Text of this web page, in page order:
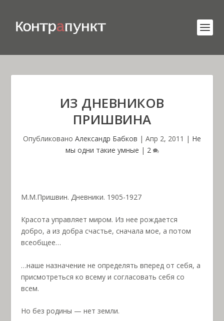
ИЗ ДНЕВНИКОВ
ПРИШВИНА
Опубликовано Александр Бабков | Апр 2, 2011 | Не
мы одни такие умные | 2
М.М.Пришвин. Дневники. 1905-1927
Красота управляет миром. Из нее рождается
добро, а из добра счастье, сначала мое, а потом
всеобщее…
…наше назначение не определять вперед от себя, а
присмотреться ко всему и согласовать себя со
всем.
Но без родины — нет земли.